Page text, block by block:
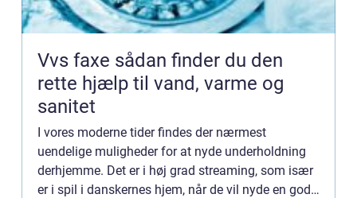
Vvs faxe sådan finder du den
rette hjælp til vand, varme og
sanitet
I vores moderne tider findes der nærmest
uendelige muligheder for at nyde underholdning
derhjemme. Det er i høj grad streaming, som især
er i spil i danskernes hjem, når de vil nyde en god